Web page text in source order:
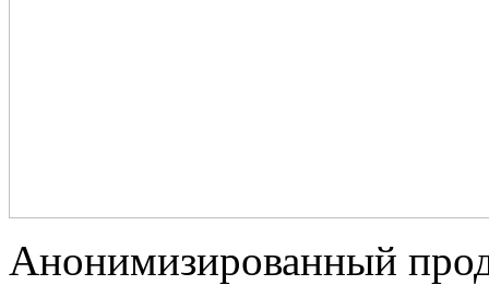
Анонимизированный